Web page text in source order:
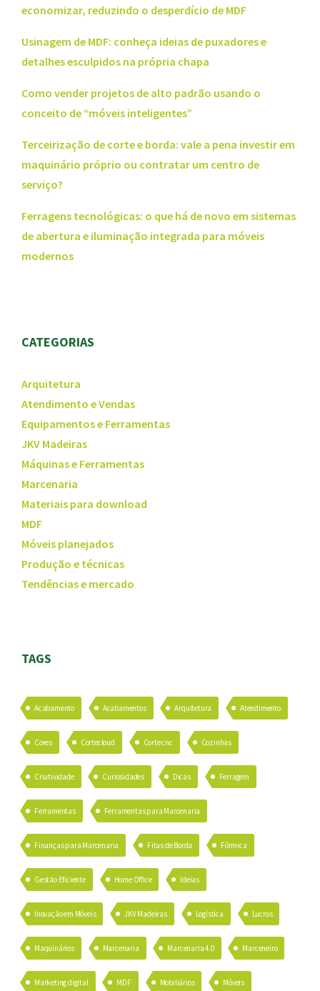
economizar, reduzindo o desperdício de MDF
Usinagem de MDF: conheça ideias de puxadores e
detalhes esculpidos na própria chapa
Como vender projetos de alto padrão usando o
conceito de “móveis inteligentes”
Terceirização de corte e borda: vale a pena investir em
maquinário próprio ou contratar um centro de
serviço?
Ferragens tecnológicas: o que há de novo em sistemas
de abertura e iluminação integrada para móveis
modernos
CATEGORIAS
Arquitetura
Atendimento e Vendas
Equipamentos e Ferramentas
JKV Madeiras
Máquinas e Ferramentas
Marcenaria
Materiais para download
MDF
Móveis planejados
Produção e técnicas
Tendências e mercado
TAGS
Acabamento Acabamentos Arquitetura Atendimento
Cores Cortecloud Corte cnc Cozinhas
Criatividade Curiosidades Dicas Ferragem
Ferramentas Ferramentas para Marcenaria
Finanças para Marcenaria Fitas de Borda Fórmica
Gestão Eficiente Home Office Ideias
Inovação em Móveis JKV Madeiras Logística Lucros
Maquinários Marcenaria Marcenaria 4.0 Marceneiro
Marketing digital MDF Mobiliários Móveis